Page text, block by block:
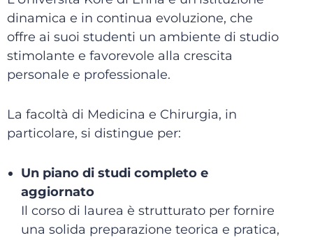
dinamica e in continua evoluzione, che
offre ai suoi studenti un ambiente di studio
stimolante e favorevole alla crescita
personale e professionale.
La facoltà di Medicina e Chirurgia, in
particolare, si distingue per:
Un piano di studi completo e
aggiornato
Il corso di laurea è strutturato per fornire
una solida preparazione teorica e pratica,